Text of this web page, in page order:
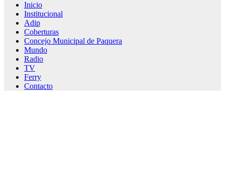
Inicio
Institucional
Adip
Coberturas
Concejo Municipal de Paquera
Mundo
Radio
TV
Ferry
Contacto